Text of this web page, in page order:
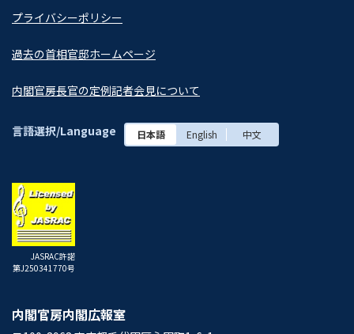
プライバシーポリシー
過去の首相官邸ホームページ
内閣官房長官の定例記者会見について
言語選択/Language 日本語 English 中文
JASRAC許諾
第J250341770号
内閣官房内閣広報室